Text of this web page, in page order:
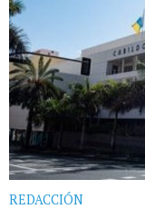
REDACCIÓN